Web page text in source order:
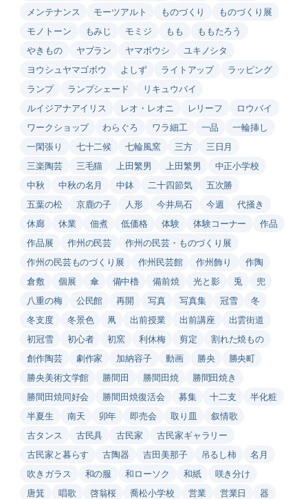
メンテナンス
モーツアルト ものづくり
ものづくり展
モノトーン
もみじ モミジ もも
ももたろう
やきもの
ヤブラン ヤマボウシ
ユキノシタ
ヨウシュヤマゴボウ
よしず ライトアップ
ラッピング
ランプ
ランプシェード
リキュウバイ
ルイジアナアイリス
レオ・レオニ レリーフ
ロウバイ
ワークショップ
わらぐろ ワラ細工 一品
一輪挿し
一閑張り
七十二候 七輪風窯 三方
三日月
三楽陶芸
三毛猫 上田繁男 上田繁男
中正小学校
中秋
中秋の名月 中鉢 二十四節気
五次勝
五葉の松
京鹿の子 人形 今井烏石 今週
代掻き
休廊
休業 佃煮 低価格 体験 体験コーナー
作品
作品展
作州の民芸
作州の民芸・ものづくり展
作州の民芸ものづくり展
作州民芸館 作州飾り
作陶
倉敷
個展 傘 備中櫓 備前焼 光と影 兎
兜
八重の梅
公民館 再開 写真 写真集 冠雪
冬
冬支度
冬景色 凧 出前授業 出前講座
出雲街道
初冠雪
初心者 初窯 利休梅 剪定
割れた焼もの
創作陶芸
劇作家 加納容子 動画 勝央
勝央町
勝央美術文学館
勝間田 勝間田焼
勝間田焼き
勝間田焼同好会
勝間田焼復活会 募集 十二支
半化粧
半夏生
南天 卯年 即売会 取り皿
叙情歌
古タンス
古民具 古民家
古民家ギャラリー
古民家と暮らす
古陶器 吉田美那子 吊るし柿
名月
吹きガラス
和の服 和ローソク 和紙
咲き分け
唐箕
唱歌 啓翁桜 喬松小学校 営業 営業日 器